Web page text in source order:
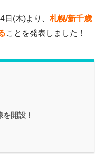
(木)より、 札幌/新千歳
ことを発表しました！
開設！